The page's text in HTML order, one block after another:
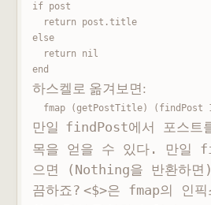
if post
  return post.title
else
  return nil
end
하스켈로 옮겨보면:
fmap (getPostTitle) (findPost
만일 findPost에서 포스트
목을 얻을 수 있다. 만일
으면 ( Nothing을 반환하면
끔하죠? <$>은 fmap의 인